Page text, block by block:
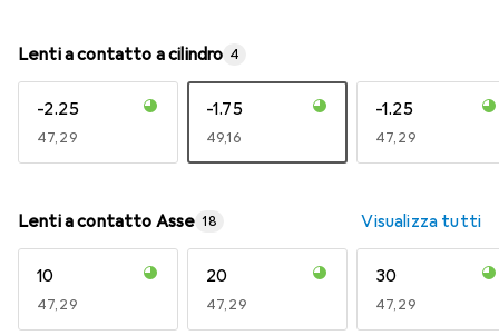
Lenti a contatto a cilindro 4
-2.25
EUR
47,29
-1.75
EUR
49,16
-1.25
EUR
47,29
Lenti a contatto Asse 18 Visualizza tutti
10
EUR
47,29
20
EUR
47,29
30
EUR
47,29